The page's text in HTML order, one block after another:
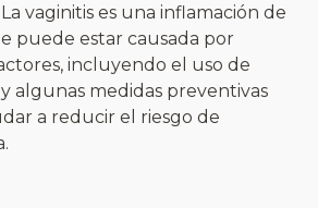
vaginitis es una inflamación de
puede estar causada por
incluyendo el uso de
algunas medidas preventivas
a reducir el riesgo de